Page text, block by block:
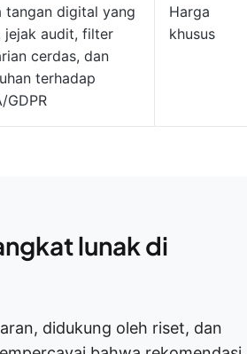
tangan digital yang
jejak audit, filter
cerdas, dan
terhadap
GDPR
Harga
khusus
lunak di
didukung oleh riset, dan